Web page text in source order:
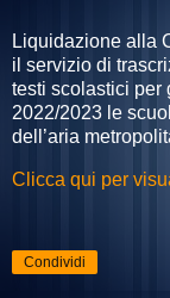
Liquidazione alla
il servizio di
testi scolastici per
2022/2023 le
dell’aria
Clicca qui per
Condividi